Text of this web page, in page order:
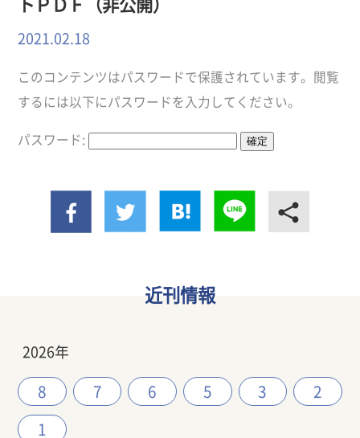
近刊情報
2026年
8 7 6 5 3 2
1
トＰＤＦ（非公開）
2021.02.18
このコンテンツはパスワードで保護されています。閲覧
するには以下にパスワードを入力してください。
パスワード: